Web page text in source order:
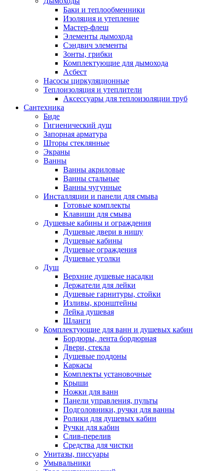
Баки и теплообменники
Изоляция и утепление
Мастер-флеш
Элементы дымохода
Сэндвич элементы
Зонты, грибки
Комплектующие для дымохода
Асбест
Насосы циркуляционные
Теплоизоляция и утеплители
Аксессуары для теплоизоляции труб
Сантехника
Биде
Гигиенический душ
Запорная арматура
Шторы стеклянные
Экраны
Ванны
Ванны акриловые
Ванны стальные
Ванны чугунные
Инсталляции и панели для смыва
Готовые комплекты
Клавиши для смыва
Душевые кабины и ограждения
Душевые двери в нишу
Душевые кабины
Душевые ограждения
Душевые уголки
Душ
Верхние душевые насадки
Держатели для лейки
Душевые гарнитуры, стойки
Изливы, кронштейны
Лейка душевая
Шланги
Комплектующие для ванн и душевых кабин
Бордюры, лента бордюрная
Двери, стекла
Душевые поддоны
Каркасы
Комплекты установочные
Крыши
Ножки для ванн
Панели управления, пульты
Подголовники, ручки для ванны
Ролики для душевых кабин
Ручки для кабин
Слив-перелив
Средства для чистки
Унитазы, писсуары
Умывальники